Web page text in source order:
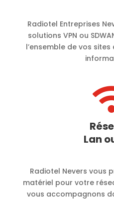
Radiotel Entreprises
solutions VPN ou
l’ensemble de vos
Lan
Radiotel Nevers vous
matériel pour votre
vous accompagnons